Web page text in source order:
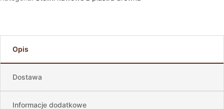
Opis
Dostawa
Informacje dodatkowe